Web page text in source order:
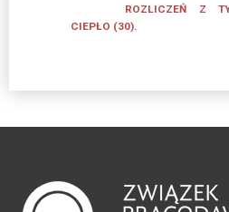
ROZLICZEŃ Z
CIEPŁO (30).